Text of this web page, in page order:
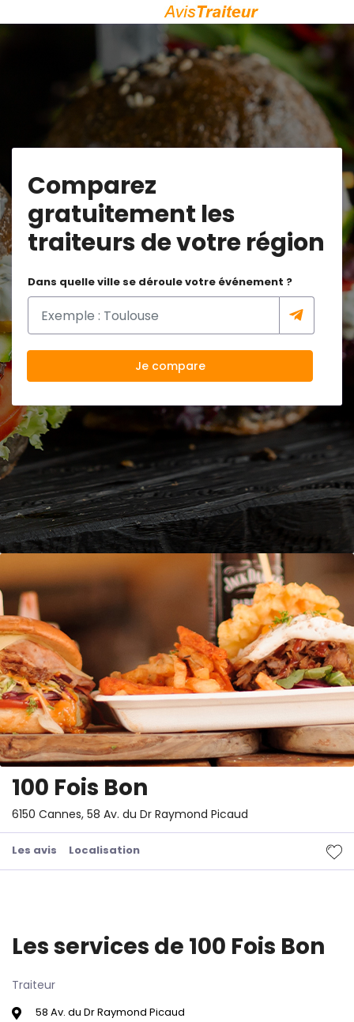
Comparez
gratuitement les
traiteurs de votre région
Dans quelle ville se déroule votre événement ?
Je compare
100 Fois Bon
6150 Cannes, 58 Av. du Dr Raymond Picaud
Les avis Localisation
Les services de 100 Fois Bon
Traiteur
58 Av. du Dr Raymond Picaud